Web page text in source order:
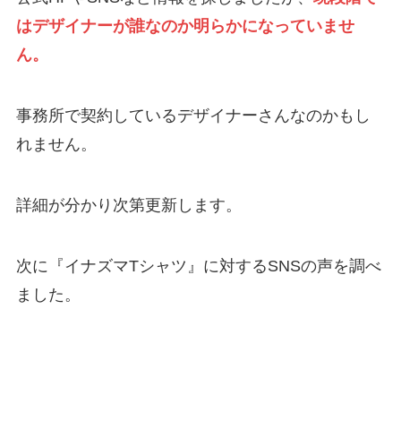
はデザイナーが誰なのか明らかになっていませ
ん。
事務所で契約しているデザイナーさんなのかもし
れません。
詳細が分かり次第更新します。
次に『イナズマTシャツ』に対するSNSの声を調べ
ました。